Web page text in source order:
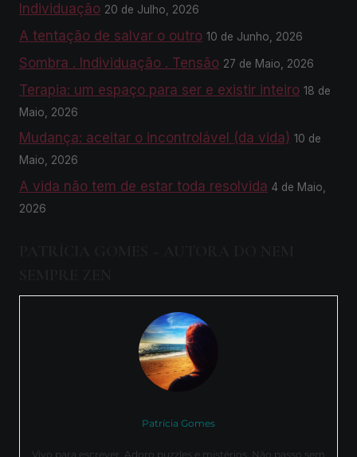
Individuação 20 de Julho, 2026
A tentação de salvar o outro 10 de Junho, 2026
Sombra . Individuação . Tensão 27 de Maio, 2026
Terapia: um espaço para ser e existir inteiro 18 de
Maio, 2026
Mudança: aceitar o incontrolável (da vida) 10 de
Maio, 2026
A vida não tem de estar toda resolvida 4 de Maio,
2026
Patrícia Gomes
Vivo para escrever. Adoro puzzles e mistérios. Não passo sem